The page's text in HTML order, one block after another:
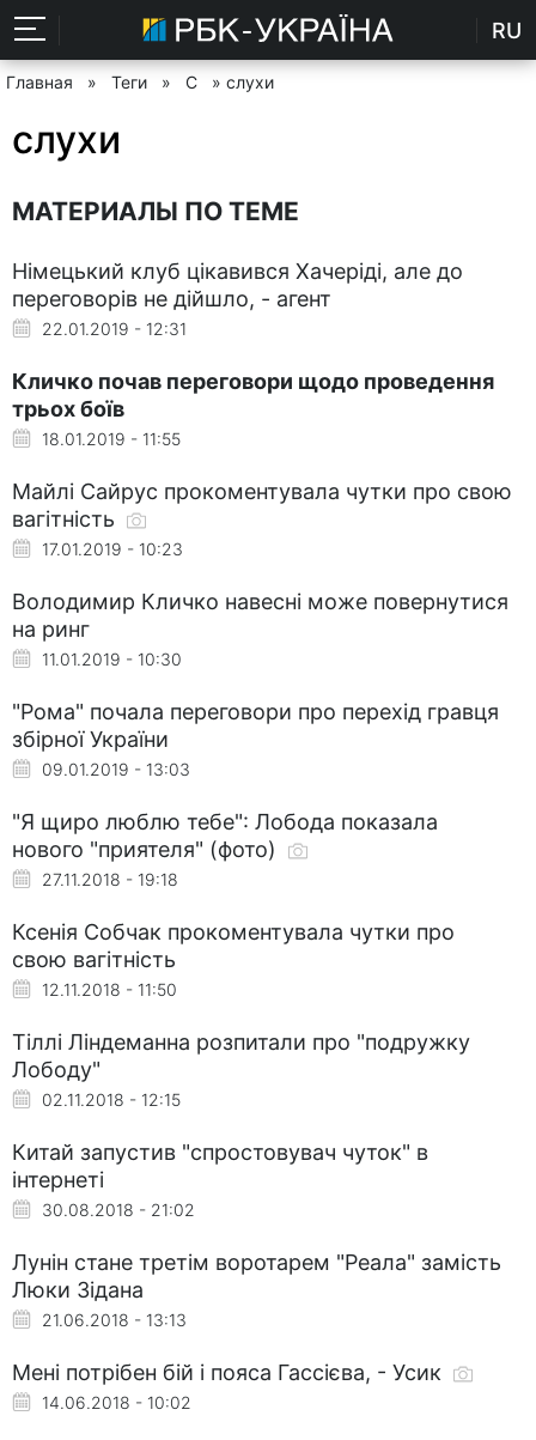
RU
Главная » Теги » С » слухи
слухи
МАТЕРИАЛЫ ПО ТЕМЕ
Німецький клуб цікавився Хачеріді, але до
переговорів не дійшло, - агент
22.01.2019 - 12:31
Кличко почав переговори щодо проведення
трьох боїв
18.01.2019 - 11:55
Майлі Сайрус прокоментувала чутки про свою
вагітність
17.01.2019 - 10:23
Володимир Кличко навесні може повернутися
на ринг
11.01.2019 - 10:30
"Рома" почала переговори про перехід гравця
збірної України
09.01.2019 - 13:03
"Я щиро люблю тебе": Лобода показала
нового "приятеля" (фото)
27.11.2018 - 19:18
Ксенія Собчак прокоментувала чутки про
свою вагітність
12.11.2018 - 11:50
Тіллі Ліндеманна розпитали про "подружку
Лободу"
02.11.2018 - 12:15
Китай запустив "спростовувач чуток" в
інтернеті
30.08.2018 - 21:02
Лунін стане третім воротарем "Реала" замість
Люки Зідана
21.06.2018 - 13:13
Мені потрібен бій і пояса Гассієва, - Усик
14.06.2018 - 10:02